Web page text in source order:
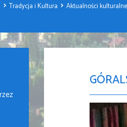
Tradycja i Kultura Aktualności kulturalne